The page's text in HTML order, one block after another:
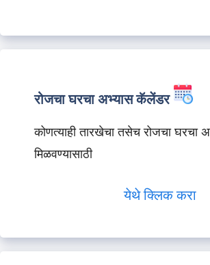
रोजचा घरचा अभ्यास कॅलेंडर
कोणत्याही तारखेचा तसेच रोजचा घरचा
मिळवण्यासाठी
येथे क्लिक करा